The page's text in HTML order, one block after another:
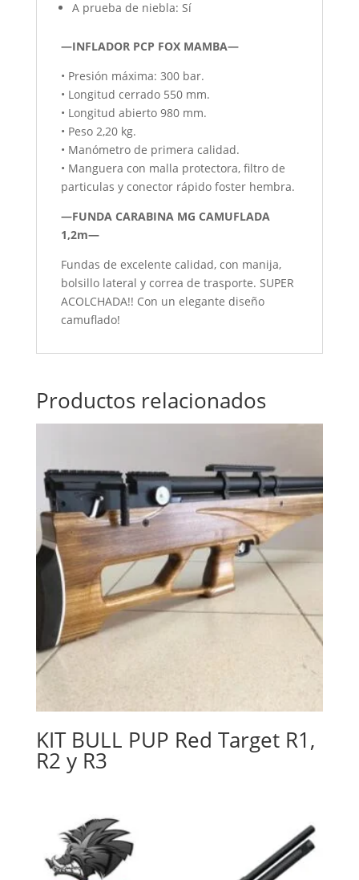
A prueba de niebla: Sí
—INFLADOR PCP FOX MAMBA—
• Presión máxima: 300 bar.
• Longitud cerrado 550 mm.
• Longitud abierto 980 mm.
• Peso 2,20 kg.
• Manómetro de primera calidad.
• Manguera con malla protectora, filtro de
particulas y conector rápido foster hembra.
—FUNDA CARABINA MG CAMUFLADA
1,2m—
Fundas de excelente calidad, con manija,
bolsillo lateral y correa de trasporte. SUPER
ACOLCHADA!! Con un elegante diseño
camuflado!
Productos relacionados
KIT BULL PUP Red Target R1,
R2 y R3